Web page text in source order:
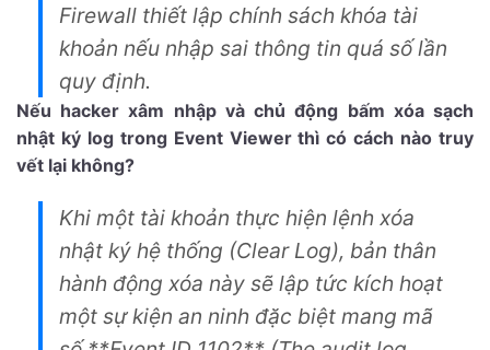
Firewall thiết lập chính sách khóa tài
khoản nếu nhập sai thông tin quá số lần
quy định.
Nếu hacker xâm nhập và chủ động bấm xóa sạch
nhật ký log trong Event Viewer thì có cách nào truy
vết lại không?
Khi một tài khoản thực hiện lệnh xóa
nhật ký hệ thống (Clear Log), bản thân
hành động xóa này sẽ lập tức kích hoạt
một sự kiện an ninh đặc biệt mang mã